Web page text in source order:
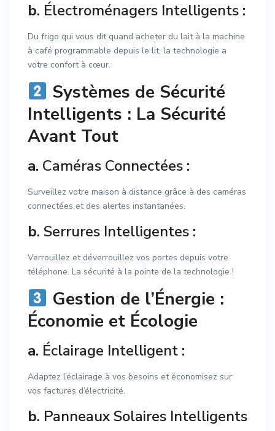
b. Électroménagers Intelligents :
Du frigo qui vous dit quand acheter du lait à la machine
à café programmable depuis le lit, la technologie a
votre confort à cœur.
Systèmes de Sécurité
Intelligents : La Sécurité
Avant Tout
a. Caméras Connectées :
Surveillez votre maison à distance grâce à des caméras
connectées et des alertes instantanées.
b. Serrures Intelligentes :
Verrouillez et déverrouillez vos portes depuis votre
téléphone. La sécurité à la pointe de la technologie !
Gestion de l’Énergie :
Économie et Écologie
a. Éclairage Intelligent :
Adaptez l’éclairage à vos besoins et économisez sur
vos factures d’électricité.
b. Panneaux Solaires Intelligents